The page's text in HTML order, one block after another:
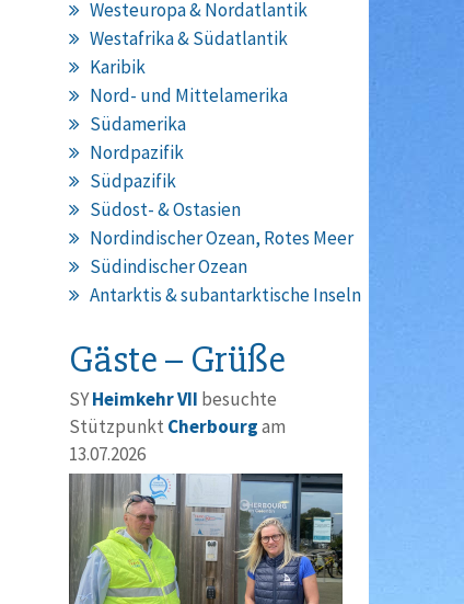
Westeuropa & Nordatlantik
Westafrika & Südatlantik
Karibik
Nord- und Mittelamerika
Südamerika
Nordpazifik
Südpazifik
Südost- & Ostasien
Nordindischer Ozean, Rotes Meer
Südindischer Ozean
Antarktis & subantarktische Inseln
Gäste – Grüße
SYHeimkehr VII besuchte
Stützpunkt Cherbourgam
13.07.2026